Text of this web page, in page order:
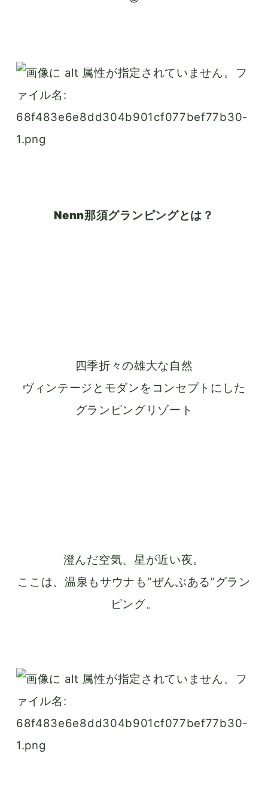
Nenn那須グランピングとは？
四季折々の雄大な自然
ヴィンテージとモダンをコンセプトにした
グランピングリゾート
澄んだ空気、星が近い夜。
ここは、温泉もサウナも“ぜんぶある”グラン
ピング。